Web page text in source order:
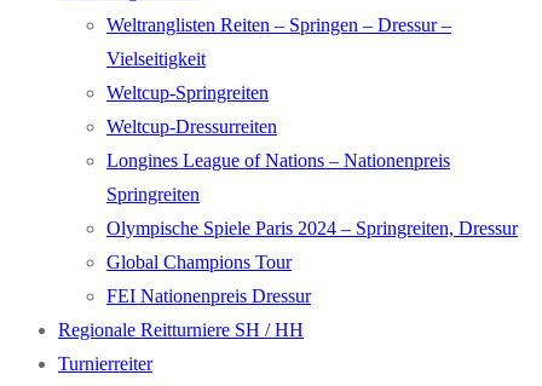
Weltranglisten Reiten – Springen – Dressur –
Vielseitigkeit
Weltcup-Springreiten
Weltcup-Dressurreiten
Longines League of Nations – Nationenpreis
Springreiten
Olympische Spiele Paris 2024 – Springreiten, Dressur
Global Champions Tour
FEI Nationenpreis Dressur
Regionale Reitturniere SH / HH
Turnierreiter